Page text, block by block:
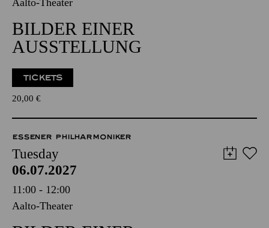
Aalto-Theater
BILDER EINER
AUSSTELLUNG
TICKETS
20,00 €
ESSENER PHILHARMONIKER
Tuesday
06.07.2027
11:00 - 12:00
Aalto-Theater